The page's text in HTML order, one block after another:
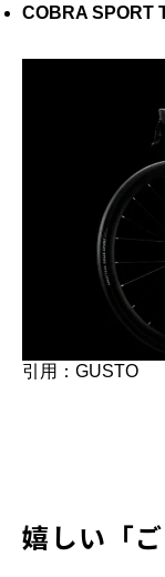
COBRA SPORT
引用：GUSTO
嬉しい「